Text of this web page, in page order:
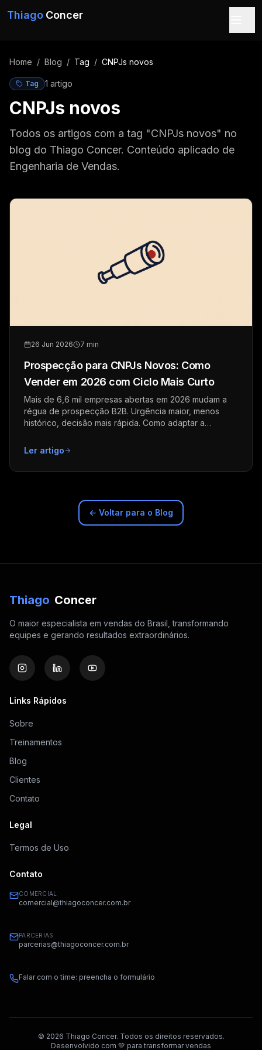
Thiago Concer
Home / Blog / Tag / CNPJs novos
Tag 1 artigo
CNPJs novos
Todos os artigos com a tag "CNPJs novos" no
blog do Thiago Concer. Conteúdo aplicado de
Engenharia de Vendas.
26 Jun 2026 7 min
Prospecção para CNPJs Novos: Como
Vender em 2026 com Ciclo Mais Curto
Mais de 6,6 mil empresas abertas em 2026 mudam a
régua de prospecção B2B. Urgência maior, menos
histórico, decisão mais rápida. Como adaptar a
Ler artigo
← Voltar para o Blog
Thiago Concer
O maior especialista em vendas do Brasil, transformando
equipes e gerando resultados extraordinários.
Links Rápidos
Sobre
Treinamentos
Blog
Clientes
Contato
Legal
Termos de Uso
Contato
COMERCIAL
comercial@thiagoconcer.com.br
PARCERIAS
parcerias@thiagoconcer.com.br
Falar com o time: preencha o formulário
© 2026 Thiago Concer. Todos os direitos reservados.
Desenvolvido com 💚 para transformar vendas